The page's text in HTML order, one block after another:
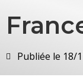
Publiée le 18/